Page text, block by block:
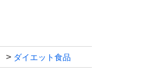
ダイエット食品